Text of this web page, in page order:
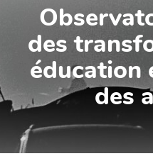
des
éducation
des